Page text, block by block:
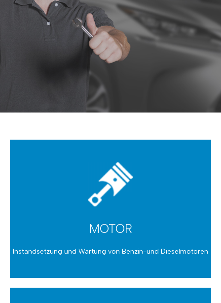
MOTOR
Instandsetzung und Wartung von Benzin-und Dieselmotoren